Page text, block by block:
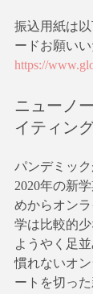
振込用紙は
ードお願いい
https://
ニューノ
イティン
パンデミック
2020年の新
めからオン
学は比較的少
ようやく足
慣れないオ
ートを切っ